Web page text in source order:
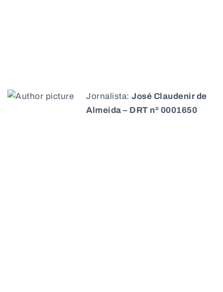
Jornalista: José Claudenir de
Almeida – DRT nº 0001650